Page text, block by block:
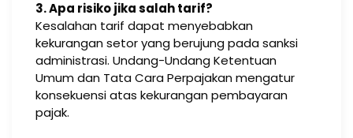
3. Apa risiko jika salah tarif?
Kesalahan tarif dapat menyebabkan
kekurangan setor yang berujung pada sanksi
administrasi. Undang-Undang Ketentuan
Umum dan Tata Cara Perpajakan mengatur
konsekuensi atas kekurangan pembayaran
pajak.